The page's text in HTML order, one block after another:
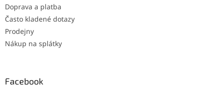
Doprava a platba
Často kladené dotazy
Prodejny
Nákup na splátky
Facebook